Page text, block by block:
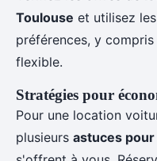
Toulouse et utilisez
préférences, y
flexible.
Stratégies pour
Pour une location
plusieurs astuces